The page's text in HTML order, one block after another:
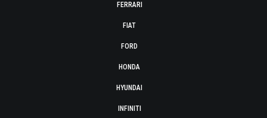
FERRARI
FIAT
FORD
HONDA
HYUNDAI
INFINITI